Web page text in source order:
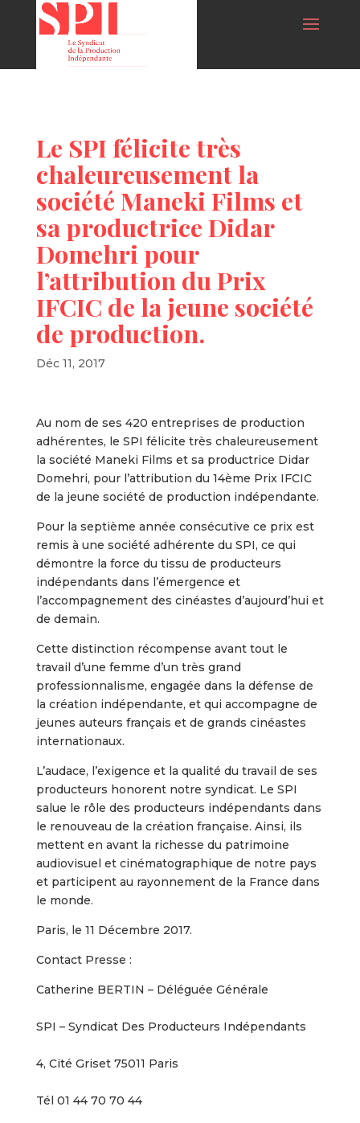
Le SPI félicite très
chaleureusement la
société Maneki Films et
sa productrice Didar
Domehri pour
l’attribution du Prix
IFCIC de la jeune société
de production.
Déc 11, 2017
Au nom de ses 420 entreprises de production
adhérentes, le SPI félicite très chaleureusement
la société Maneki Films et sa productrice Didar
Domehri, pour l’attribution du 14ème Prix IFCIC
de la jeune société de production indépendante.
Pour la septième année consécutive ce prix est
remis à une société adhérente du SPI, ce qui
démontre la force du tissu de producteurs
indépendants dans l’émergence et
l’accompagnement des cinéastes d’aujourd’hui et
de demain.
Cette distinction récompense avant tout le
travail d’une femme d’un très grand
professionnalisme, engagée dans la défense de
la création indépendante, et qui accompagne de
jeunes auteurs français et de grands cinéastes
internationaux.
L’audace, l’exigence et la qualité du travail de ses
producteurs honorent notre syndicat. Le SPI
salue le rôle des producteurs indépendants dans
le renouveau de la création française. Ainsi, ils
mettent en avant la richesse du patrimoine
audiovisuel et cinématographique de notre pays
et participent au rayonnement de la France dans
le monde.
Paris, le 11 Décembre 2017.
Contact Presse :
Catherine BERTIN – Déléguée Générale
SPI – Syndicat Des Producteurs Indépendants
4, Cité Griset 75011 Paris
Tél 01 44 70 70 44